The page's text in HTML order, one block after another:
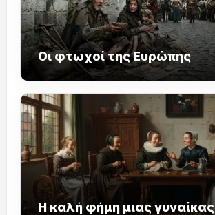
Οι φτωχοί της Ευρώπης
Η καλή φήμη μιας γυναίκας